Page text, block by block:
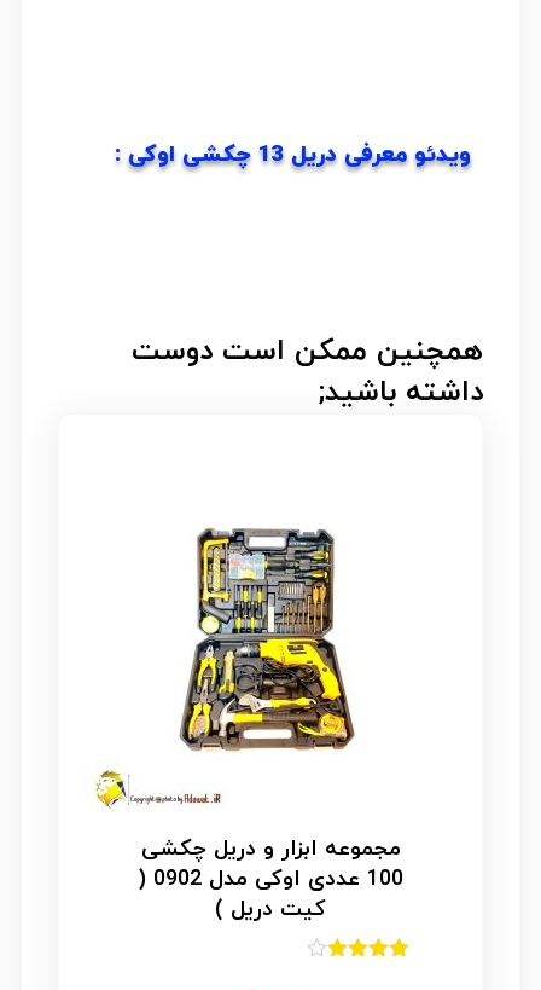
ویدئو معرفی دریل 13 چکشی اوکی :
همچنین ممکن است دوست
داشته باشید;
مجموعه ابزار و دریل چکشی
100 عددی اوکی مدل 0902 (
کیت دریل )